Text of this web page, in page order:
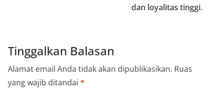
dan loyalitas tinggi.
Tinggalkan Balasan
Alamat email Anda tidak akan dipublikasikan. Ruas
yang wajib ditandai *